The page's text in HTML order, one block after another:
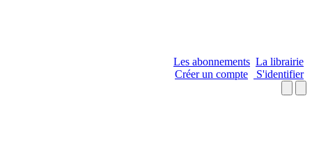
Les abonnements La librairie
Créer un compte
S'identifier